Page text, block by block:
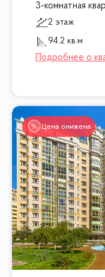
3-комнатная
2 этаж
94.2 кв.м
Цена снижена